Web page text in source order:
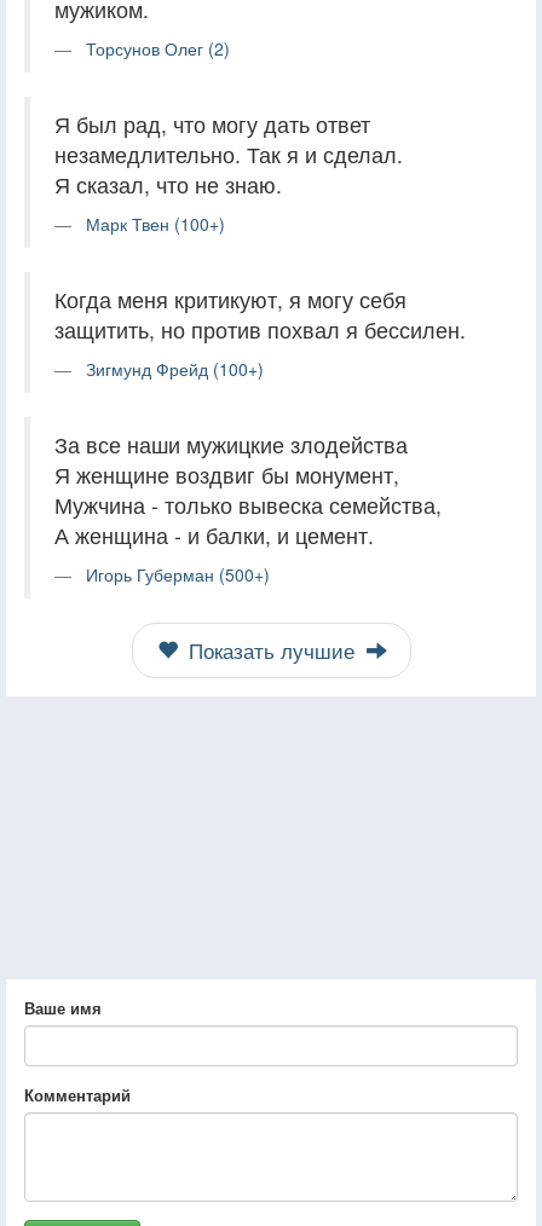
мужиком.
Торсунов Олег (2)
Я был рад, что могу дать ответ
незамедлительно. Так я и сделал.
Я сказал, что не знаю.
Марк Твен (100+)
Когда меня критикуют, я могу себя
защитить, но против похвал я бессилен.
Зигмунд Фрейд (100+)
За все наши мужицкие злодейства
Я женщине воздвиг бы монумент,
Мужчина - только вывеска семейства,
А женщина - и балки, и цемент.
Игорь Губерман (500+)
Показать лучшие
Ваше имя
Комментарий